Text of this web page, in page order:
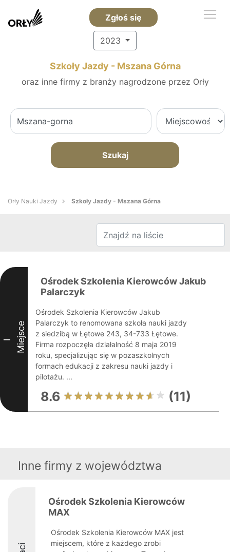
Zgłoś się
2023
Szkoły Jazdy - Mszana Górna
oraz inne firmy z branży nagrodzone przez Orły
Szukaj
Orły Nauki Jazdy Szkoły Jazdy - Mszana Górna
I Miejsce
Ośrodek Szkolenia Kierowców Jakub
Palarczyk
Ośrodek Szkolenia Kierowców Jakub
Palarczyk to renomowana szkoła nauki jazdy
z siedzibą w Łętowe 243, 34-733 Łętowe.
Firma rozpoczęła działalność 8 maja 2019
roku, specjalizując się w pozaszkolnych
formach edukacji z zakresu nauki jazdy i
pilotażu. ...
8.6 (11)
Inne firmy z województwa
Ośrodek Szkolenia Kierowców
MAX
Ośrodek Szkolenia Kierowców MAX jest
miejscem, które z każdego zrobi